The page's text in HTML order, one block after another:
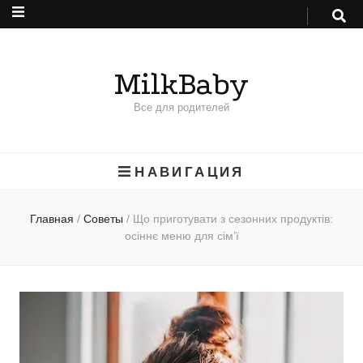
MilkBaby
Все для родителей
НАВИГАЦИЯ
Главная / Советы / Що приготувати з сезонних продуктів:
осіннє меню для сім’ї